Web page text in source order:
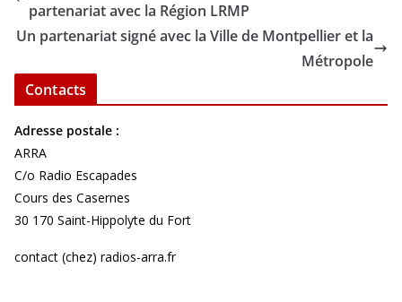
partenariat avec la Région LRMP
Un partenariat signé avec la Ville de Montpellier et la
Métropole
Contacts
Adresse postale :
ARRA
C/o Radio Escapades
Cours des Casernes
30 170 Saint-Hippolyte du Fort
contact (chez) radios-arra.fr